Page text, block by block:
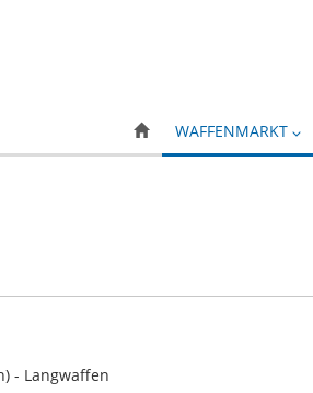
WAFFENMARKT
- Langwaffen